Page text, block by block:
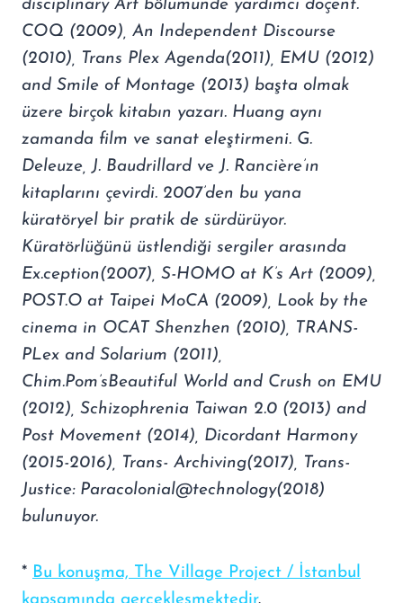
disciplinary Art bölümünde yardımcı doçent.
COQ (2009), An Independent Discourse
(2010), Trans Plex Agenda(2011), EMU (2012)
and Smile of Montage (2013) başta olmak
üzere birçok kitabın yazarı. Huang aynı
zamanda film ve sanat eleştirmeni. G.
Deleuze, J. Baudrillard ve J. Rancière’ın
kitaplarını çevirdi. 2007’den bu yana
küratöryel bir pratik de sürdürüyor.
Küratörlüğünü üstlendiği sergiler arasında
Ex.ception(2007), S-HOMO at K’s Art (2009),
POST.O at Taipei MoCA (2009), Look by the
cinema in OCAT Shenzhen (2010), TRANS-
PLex and Solarium (2011),
Chim.Pom’sBeautiful World and Crush on EMU
(2012), Schizophrenia Taiwan 2.0 (2013) and
Post Movement (2014), Dicordant Harmony
(2015-2016), Trans- Archiving(2017), Trans-
Justice: Paracolonial@technology(2018)
bulunuyor.
* Bu konuşma, The Village Project / İstanbul
kapsamında gerçekleşmektedir.